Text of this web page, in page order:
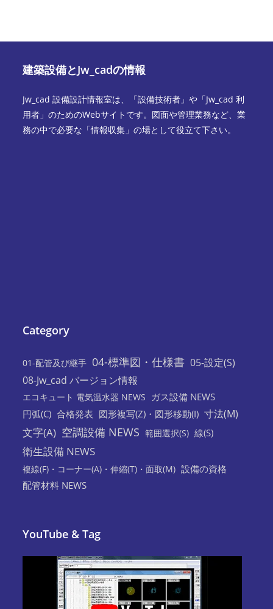
建築設備とJw_cadの情報
Jw_cad 設備設計情報室は、「設備技術者」や「Jw_cad 利
用者」のためのWebサイトです。図面や管理業務など、業
務の中で必要な「情報収集」の場として役立て下さい。
Category
01-配管及び継手 04-標準図・仕様書 05-設定(S)
08-Jw_cad バージョン情報
エコキュート 電気温水器 NEWS
ガス設備 NEWS
円弧(C) 合格発表 図形複写(Z)・図形移動(I) 寸法(M)
文字(A) 空調設備 NEWS 範囲選択(S) 線(S)
衛生設備 NEWS
複線(F)・コーナー(A)・伸縮(T)・面取(M) 設備の資格
配管材料 NEWS
YouTube & Tag